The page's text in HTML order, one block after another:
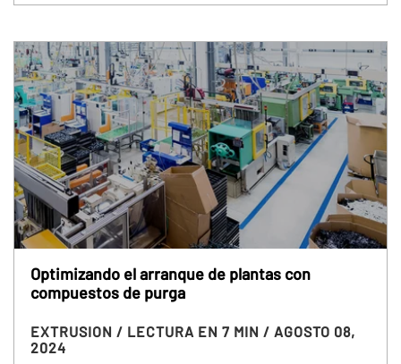
Optimizando el arranque de plantas con
compuestos de purga
EXTRUSION / LECTURA EN 7 MIN / AGOSTO 08,
2024